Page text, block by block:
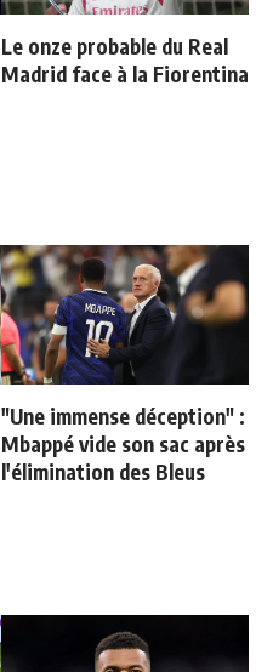
Le onze probable du Real
Madrid face à la Fiorentina
"Une immense déception" :
Mbappé vide son sac après
l'élimination des Bleus